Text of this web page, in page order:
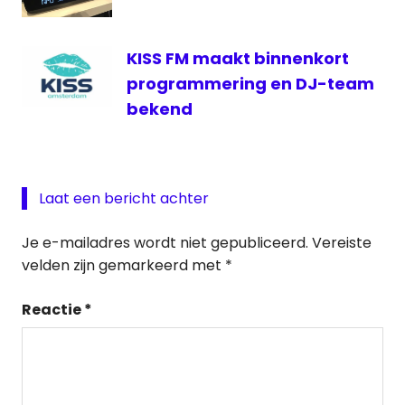
KISS FM maakt binnenkort
programmering en DJ-team
bekend
Laat een bericht achter
Je e-mailadres wordt niet gepubliceerd. Vereiste
velden zijn gemarkeerd met *
Reactie*